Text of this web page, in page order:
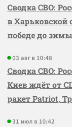
Сводка СВО:
в Харьковской
победе до зимы
03 авг в 10:48
Сводка СВО:
Киев ждёт от
ракет Patriot,
31 июл в 10:42